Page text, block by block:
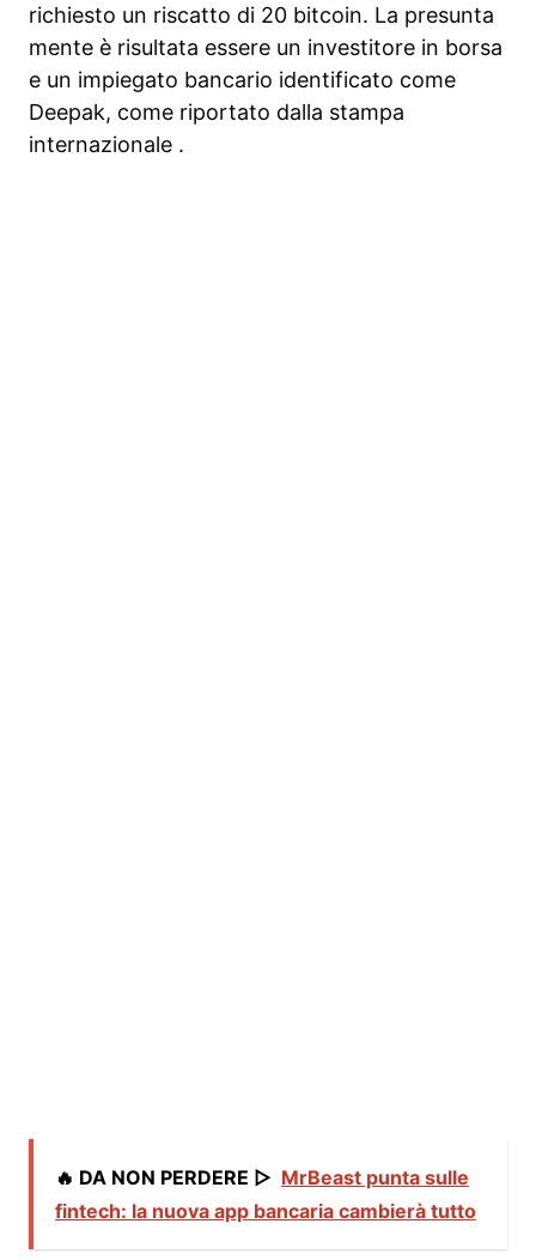
richiesto un riscatto di 20 bitcoin. La presunta
mente è risultata essere un investitore in borsa
e un impiegato bancario identificato come
Deepak, come riportato dalla stampa
internazionale .
🔥 DA NON PERDERE ▷ MrBeast punta sulle
fintech: la nuova app bancaria cambierà tutto